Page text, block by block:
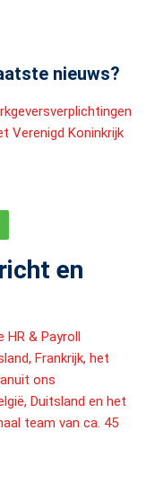
nieuws?
Verenigd Koninkrijk
en
& Payroll
Frankrijk, het
ons
Duitsland en het
team van ca. 45